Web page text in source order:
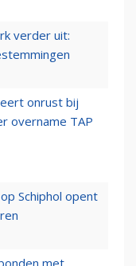
verder uit:
onrust bij
overname TAP
Schiphol opent